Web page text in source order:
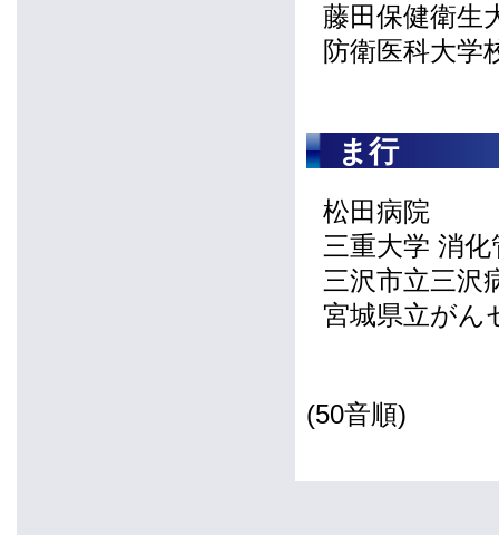
藤田保健衛生
防衛医科大学
ま行
松田病院
三重大学 消
三沢市立三沢
宮城県立がん
(50音順)